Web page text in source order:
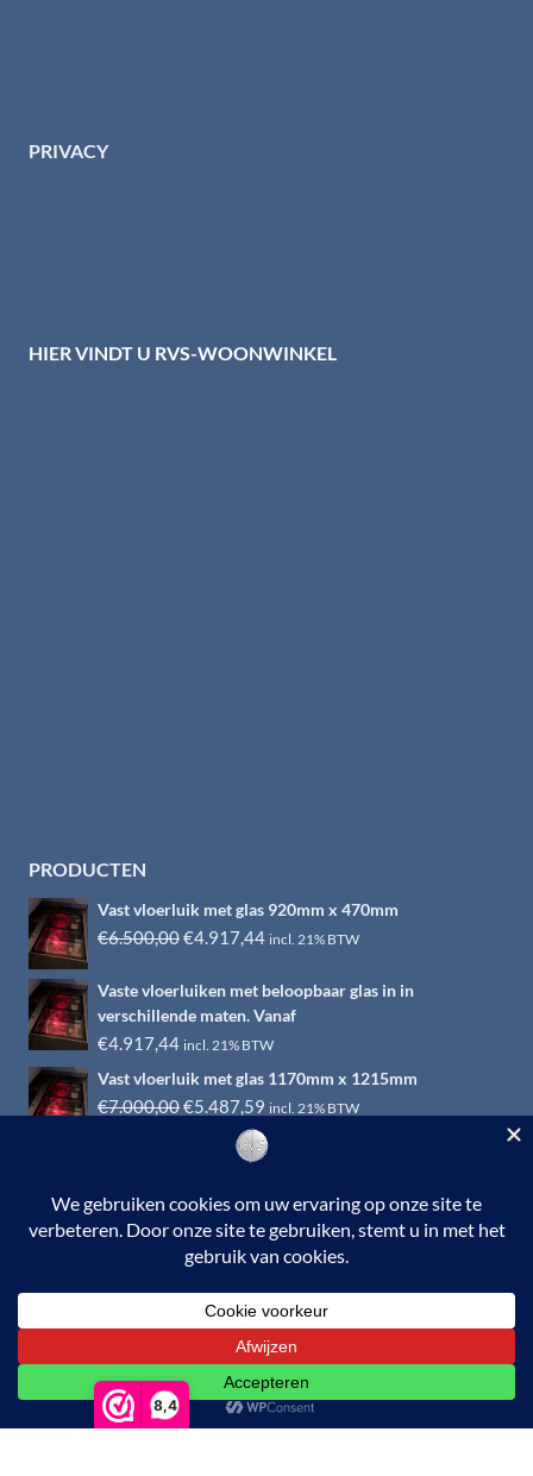
8,4
PRIVACY
HIER VINDT U RVS-WOONWINKEL
PRODUCTEN
Vast vloerluik met glas 920mm x 470mm
€6.500,00Oorspronkelijke
was:
€6.500,00.
€4.917,44Huidige
is:
€4.917,44.
incl. 21% BTW
Vaste vloerluiken met beloopbaar glas in in
verschillende maten. Vanaf
€4.917,44 incl. 21% BTW
Vast vloerluik met glas 1170mm x 1215mm
€7.000,00Oorspronkelijke
€5.487,59 Huidige
prijs
is:
incl. 21% BTW
© 2026 RVS-woonwinkel.nl is een onderdeel van HTI-RVS |
BTW nr. NL002145483B31 | KvKnr. 09088773 | NL95
RABO 010.12.95.251 | Web ontwerp:EYE-
GRAPHICSOtterlo.